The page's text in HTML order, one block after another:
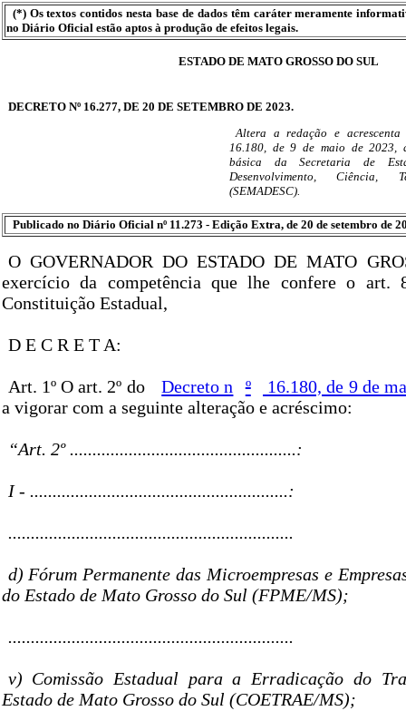
(*) Os textos contidos nesta base de dados têm caráter meramente
no Diário Oficial estão aptos à produção de efeitos legais.
ESTADO DE MATO GROSSO DO SUL
DECRETO Nº 16.277, DE 20 DE SETEMBRO DE 2023.
Altera a redação e
16.180, de 9 de maio de 2023,
básica da Secretaria de
Desenvolvimento, Ciência,
(SEMADESC).
Publicado no Diário Oficial nº 11.273 - Edição Extra, de 20 de setembro de
O GOVERNADOR DO ESTADO DE MATO
exercício da competência que lhe confere o
Constituição Estadual,
D E C R E T A:
Art. 1º O art. 2º do Decreto n º
16.180, de 9 de
a vigorar com a seguinte alteração e acréscimo:
“Art. 2º ..................................................:
I - .........................................................:
...............................................................
d) Fórum Permanente das Microempresas e
do Estado de Mato Grosso do Sul (FPME/MS);
...............................................................
v) Comissão Estadual para a Erradicação do
Estado de Mato Grosso do Sul (COETRAE/MS);